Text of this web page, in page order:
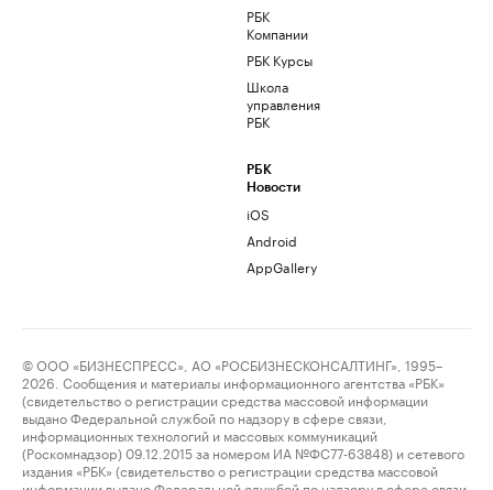
РБК
Компании
РБК Курсы
Школа
управления
РБК
РБК
Новости
iOS
Android
AppGallery
© ООО «БИЗНЕСПРЕСС», АО «РОСБИЗНЕСКОНСАЛТИНГ», 1995–
2026. Сообщения и материалы информационного агентства «РБК»
(свидетельство о регистрации средства массовой информации
выдано Федеральной службой по надзору в сфере связи,
информационных технологий и массовых коммуникаций
(Роскомнадзор) 09.12.2015 за номером ИА №ФС77-63848) и сетевого
издания «РБК» (свидетельство о регистрации средства массовой